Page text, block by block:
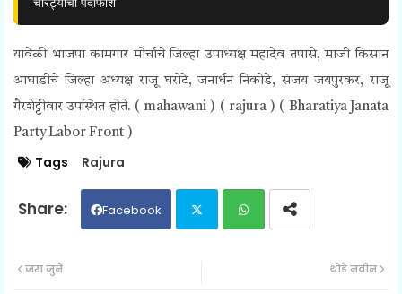
यावेळी भाजपा कामगार मोर्चाचे जिल्हा उपाध्यक्ष महादेव तपासे, माजी किसान
आघाडीचे जिल्हा अध्यक्ष राजू घरोटे, जनार्धन निकोडे, संजय जयपुरकर, राजू
गैरशेट्टीवार उपस्थित होते. ( mahawani ) ( rajura ) ( Bharatiya Janata
Party Labor Front )
Tags Rajura
Facebook
थोडे नवीन
जरा जुने